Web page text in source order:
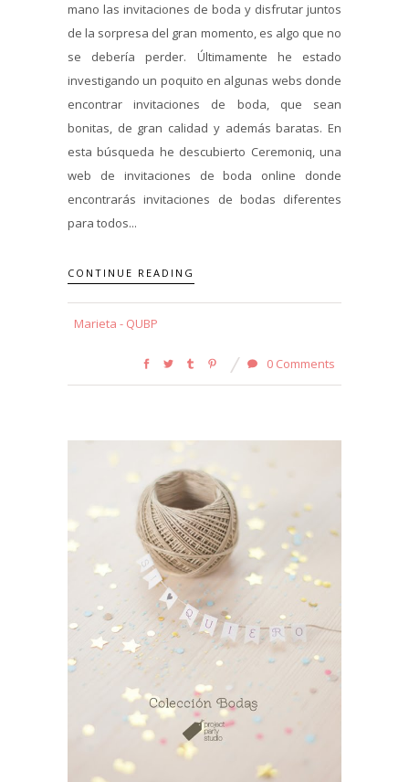
mano las invitaciones de boda y disfrutar juntos
de la sorpresa del gran momento, es algo que no
se debería perder. Últimamente he estado
investigando un poquito en algunas webs donde
encontrar invitaciones de boda, que sean
bonitas, de gran calidad y además baratas. En
esta búsqueda he descubierto Ceremoniq, una
web de invitaciones de boda online donde
encontrarás invitaciones de bodas diferentes
para todos...
CONTINUE READING
Marieta - QUBP
0 Comments